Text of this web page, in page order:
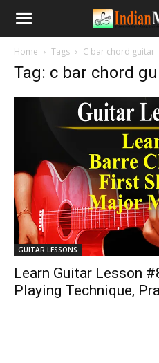
Home Tags C bar chord guitar
Tag: c bar chord
GUITAR LESSONS
Learn Guitar Lesson
Playing Technique,
-